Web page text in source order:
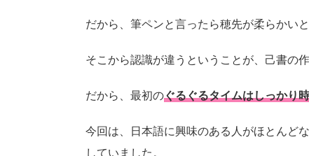
だから、筆ペンと言ったら穂先が柔らかい
そこから認識が違うということが、己書の
だから、最初のぐるぐるタイムはしっかり
今回は、日本語に興味のある人がほとんど
していました。